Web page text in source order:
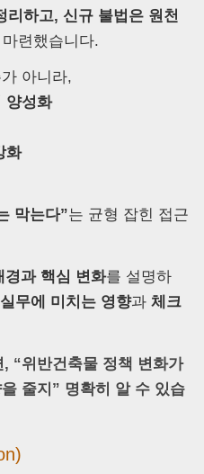
리하고, 신규 불법은 원천
련했습니다.
아니라,
양성화
화
막는다”는 균형 잡힌 접근
경과 핵심 변화를 설명하
무에 미치는 영향과 체크
“위반건축물 정책 변화가
줄지” 명확히 알 수 있습